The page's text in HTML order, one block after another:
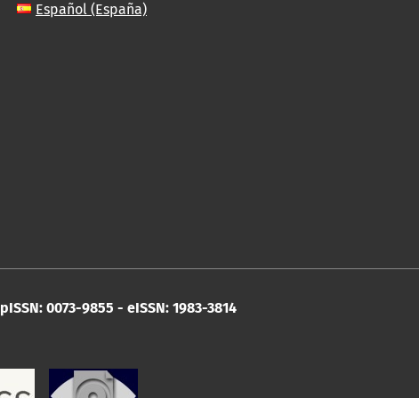
Español (España)
pISSN: 0073-9855 - eISSN: 1983-3814